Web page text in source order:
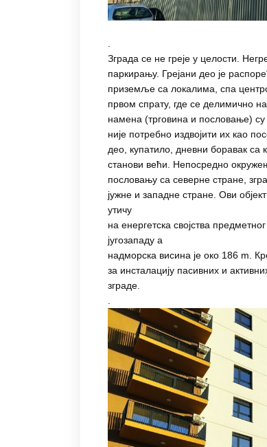
.
Зграда се не греје у целости.
паркирању. Грејани део је
приземље са локалима, спа
првом спрату, где се делимично
намена (трговина и пословање)
није потребно издвојити их као
део, купатило, дневни боравак са
станови већи. Непосредно
пословању са северне стране,
јужне и западне стране. Ови
утичу
на енергетска својства
југозападу а
надморска висина је око 186 m.
за инсталацију пасивних и
зграде.
.